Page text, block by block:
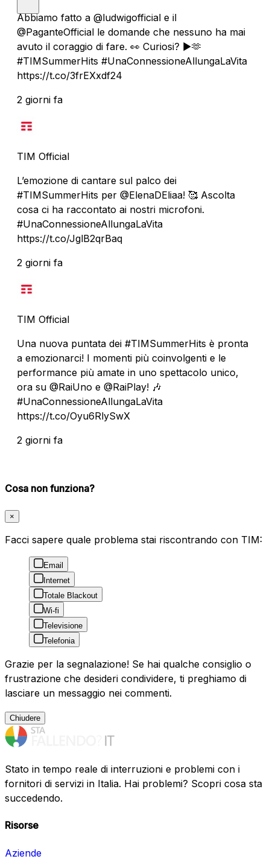
Abbiamo fatto a @ludwigofficial e il
@PaganteOfficial le domande che nessuno ha mai
avuto il coraggio di fare. 👀 Curiosi? ▶️🫶
#TIMSummerHits #UnaConnessioneAllungaLaVita
https://t.co/3frEXxdf24
2 giorni fa
TIM Official
L’emozione di cantare sul palco dei
#TIMSummerHits per @ElenaDEliaa! 🥰 Ascolta
cosa ci ha raccontato ai nostri microfoni.
#UnaConnessioneAllungaLaVita
https://t.co/JglB2qrBaq
2 giorni fa
TIM Official
Una nuova puntata dei #TIMSummerHits è pronta
a emozionarci! I momenti più coinvolgenti e le
performance più amate in uno spettacolo unico,
ora su @RaiUno e @RaiPlay! 🎶
#UnaConnessioneAllungaLaVita
https://t.co/Oyu6RlySwX
2 giorni fa
Cosa non funziona?
×
Facci sapere quale problema stai riscontrando con TIM:
Email
Internet
Totale Blackout
Wi-fi
Televisione
Telefonia
Grazie per la segnalazione! Se hai qualche consiglio o
frustrazione che desideri condividere, ti preghiamo di
lasciare un messaggio nei commenti.
Chiudere
Stato in tempo reale di interruzioni e problemi con i
fornitori di servizi in Italia. Hai problemi? Scopri cosa sta
succedendo.
Risorse
Aziende